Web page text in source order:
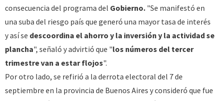
consecuencia del programa del Gobierno. "Se manifestó en
una suba del riesgo país que generó una mayor tasa de interés
y así se descoordina el ahorro y la inversión y la actividad se
plancha", señaló y advirtió que "los números del tercer
trimestre van a estar flojos".
Por otro lado, se refirió a la derrota electoral del 7 de
septiembre en la provincia de Buenos Aires y consideró que fue